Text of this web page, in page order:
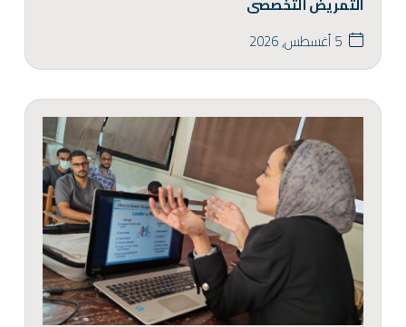
التمريض التخصصى
5 أغسطس, 2026